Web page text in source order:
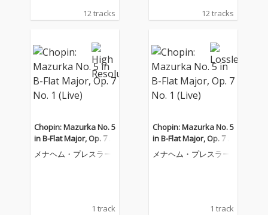
12 tracks 12 tracks
Chopin: Mazurka No. 5
in B-Flat Major, Op. 7 N
o. 1 (Live)
メナヘム・プレスラー
1 track
Chopin: Mazurka No. 5
in B-Flat Major, Op. 7 N
o. 1 (Live)
メナヘム・プレスラー
1 track